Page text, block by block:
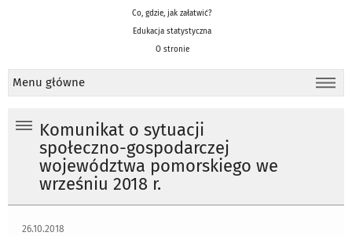
Co, gdzie, jak załatwić?
Edukacja statystyczna
O stronie
Menu główne
Komunikat o sytuacji
społeczno-gospodarczej
województwa pomorskiego we
wrześniu 2018 r.
26.10.2018